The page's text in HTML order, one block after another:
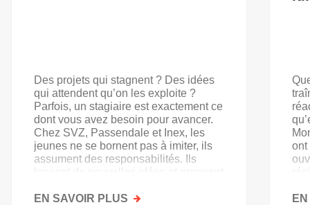
Des projets qui stagnent ? Des idées
qui attendent qu’on les exploite ?
Parfois, un stagiaire est exactement ce
dont vous avez besoin pour avancer.
Chez SVZ, Passendale et Inex, les
jeunes ne se bornent pas à imiter, ils
assument des responsabilités. Ils
lancent de nouvelles idées et prennent
EN SAVOIR PLUS SUR
ont